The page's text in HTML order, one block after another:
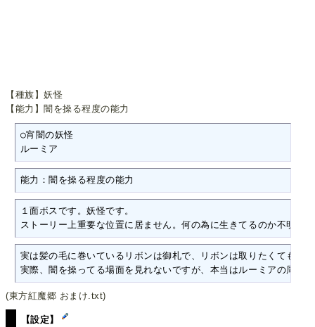
【種族】妖怪
【能力】闇を操る程度の能力
○宵闇の妖怪
ルーミア
能力：闇を操る程度の能力
１面ボスです。妖怪です。
ストーリー上重要な位置に居ません。何の為に生きてるのか不明で
実は髪の毛に巻いているリボンは御札で、リボンは取りたくてもル
実際、闇を操ってる場面を見れないですが、本当はルーミアの周り
(東方紅魔郷 おまけ.txt)
【設定】